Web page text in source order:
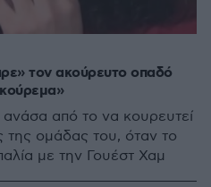
τον ακούρευτο οπαδό
από το να κουρευτεί
της ομάδας του, όταν το
με την Γουέστ Χαμ